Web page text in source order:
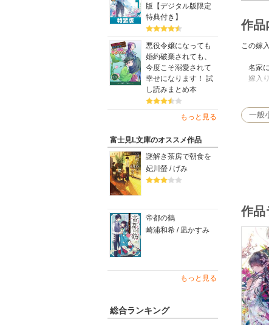
版【デジタル版限定
特典付き】
悪役令嬢になっても
婚約破棄されても、
今度こそ溺愛されて
幸せになります！ 試
し読みまとめ本
もっと見る
富士見L文庫のオススメ作品
謎解き茶房で朝食を
妃川螢 / げみ
帝都の鶴
崎浦和希 / 凪かすみ
もっと見る
総合ランキング
作品
この嫁
名家に
嫁入り
斬り捨
初対面
これ
一般
作